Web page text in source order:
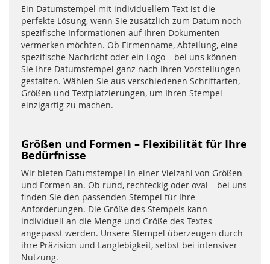
Ein Datumstempel mit individuellem Text ist die
perfekte Lösung, wenn Sie zusätzlich zum Datum noch
spezifische Informationen auf Ihren Dokumenten
vermerken möchten. Ob Firmenname, Abteilung, eine
spezifische Nachricht oder ein Logo – bei uns können
Sie Ihre Datumstempel ganz nach Ihren Vorstellungen
gestalten. Wählen Sie aus verschiedenen Schriftarten,
Größen und Textplatzierungen, um Ihren Stempel
einzigartig zu machen.
Größen und Formen – Flexibilität für Ihre
Bedürfnisse
Wir bieten Datumstempel in einer Vielzahl von Größen
und Formen an. Ob rund, rechteckig oder oval – bei uns
finden Sie den passenden Stempel für Ihre
Anforderungen. Die Größe des Stempels kann
individuell an die Menge und Größe des Textes
angepasst werden. Unsere Stempel überzeugen durch
ihre Präzision und Langlebigkeit, selbst bei intensiver
Nutzung.